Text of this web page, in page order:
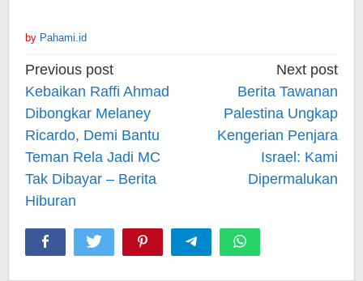
by Pahami.id
Post
navigation
Previous post
Kebaikan Raffi Ahmad
Dibongkar Melaney
Ricardo, Demi Bantu
Teman Rela Jadi MC
Tak Dibayar – Berita
Hiburan
Next post
Berita Tawanan
Palestina Ungkap
Kengerian Penjara
Israel: Kami
Dipermalukan